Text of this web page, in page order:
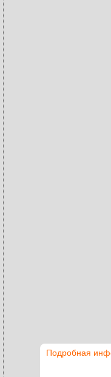
Подробная